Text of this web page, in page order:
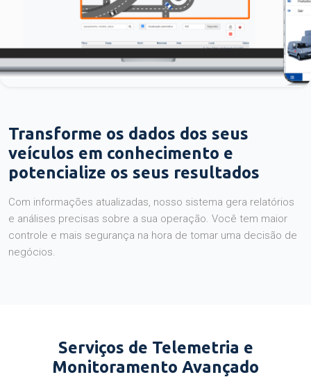
Transforme os dados dos seus
veículos em conhecimento e
potencialize os seus resultados
Com informações atualizadas, nosso sistema gera relatórios
e análises precisas sobre a sua operação. Você tem maior
controle e mais segurança na hora de tomar uma decisão de
negócios.
Serviços de Telemetria e
Monitoramento Avançado